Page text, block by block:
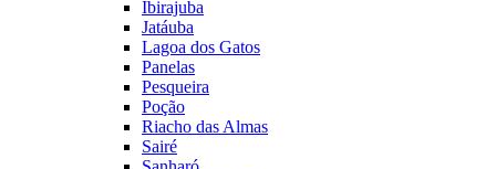
Ibirajuba
Jatáuba
Lagoa dos Gatos
Panelas
Pesqueira
Poção
Riacho das Almas
Sairé